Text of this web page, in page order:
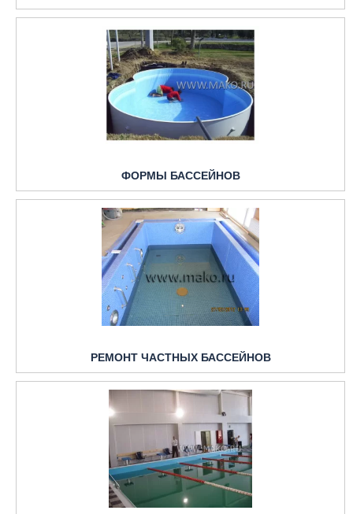
ФОРМЫ БАССЕЙНОВ
РЕМОНТ ЧАСТНЫХ БАССЕЙНОВ